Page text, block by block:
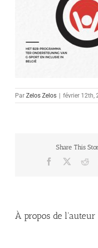
Par Zelos Zelos février 12th,
Share This
Facebook
À propos de l'auteur